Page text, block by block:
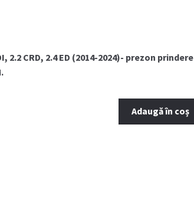
2.2 CRD, 2.4 ED (2014-2024)- prezon prindere
Adaugă în coș